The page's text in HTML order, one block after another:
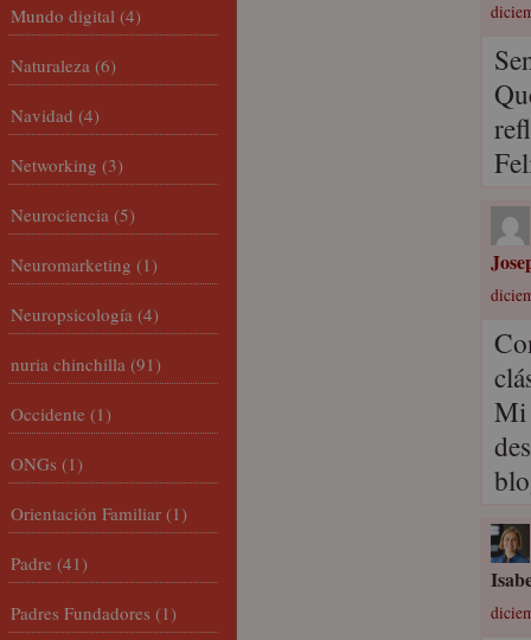
Mi
Mundo digital (4)
Naturaleza (6)
Navidad (4)
Networking (3)
Neurociencia (5)
Neuromarketing (1)
Neuropsicología (4)
nuria chinchilla (91)
Occidente (1)
ONGs (1)
Orientación Familiar (1)
Padre (41)
Padres Fundadores (1)